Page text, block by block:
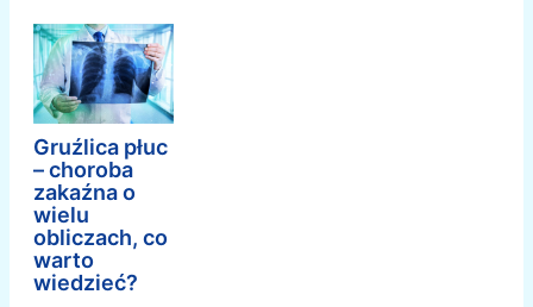
Gruźlica płuc
– choroba
zakaźna o
wielu
obliczach, co
warto
wiedzieć?